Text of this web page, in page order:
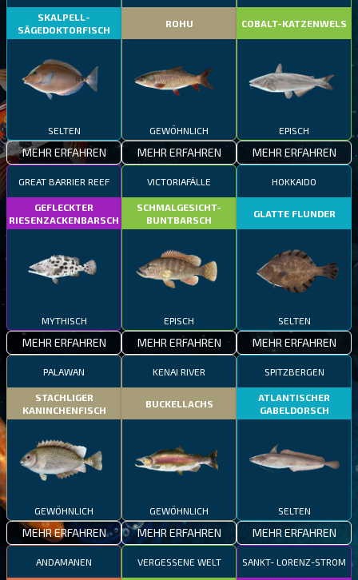
SKALPELL-
SÄGEDOKTORFISCH
SELTEN
MEHR ERFAHREN
ROHU
GEWÖHNLICH
MEHR ERFAHREN
COBALT-KATZENWELS
EPISCH
MEHR ERFAHREN
GREAT BARRIER REEF
GEFLECKTER
RIESENZACKENBARSCH
MYTHISCH
MEHR ERFAHREN
VICTORIAFÄLLE
SCHMALGESICHT-
BUNTBARSCH
EPISCH
MEHR ERFAHREN
HOKKAIDO
GLATTE FLUNDER
SELTEN
MEHR ERFAHREN
PALAWAN
STACHLIGER
KANINCHENFISCH
GEWÖHNLICH
MEHR ERFAHREN
KENAI RIVER
BUCKELLACHS
GEWÖHNLICH
MEHR ERFAHREN
SPITZBERGEN
ATLANTISCHER
GABELDORSCH
SELTEN
MEHR ERFAHREN
ANDAMANEN VERGESSENE WELT SANKT- LORENZ-STROM